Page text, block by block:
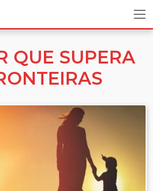
QUE SUPERA